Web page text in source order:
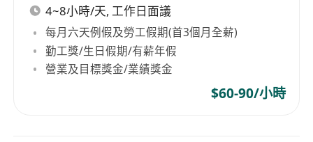
4~8小時/天, 工作日面議
每月六天例假及勞工假期(首3個月全薪)
勤工獎/生日假期/有薪年假
營業及目標獎金/業績獎金
$60-90/小時